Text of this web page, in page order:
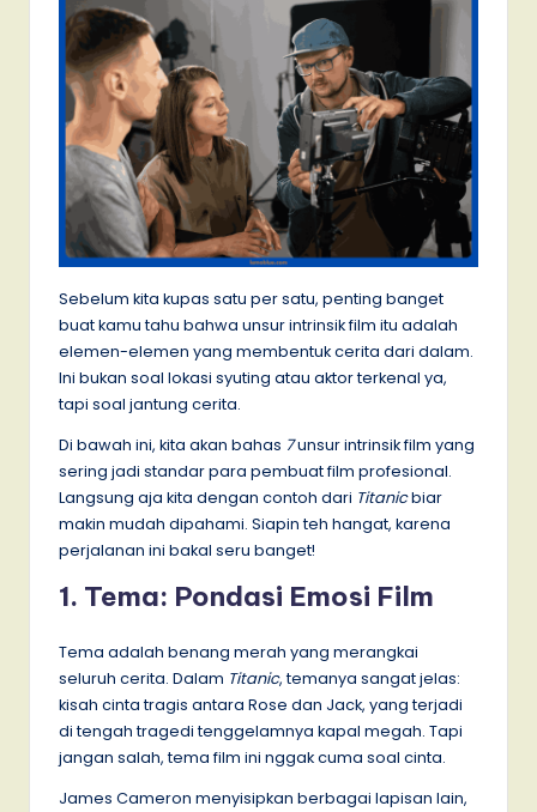
Sebelum kita kupas satu per satu, penting banget
buat kamu tahu bahwa unsur intrinsik film itu adalah
elemen-elemen yang membentuk cerita dari dalam.
Ini bukan soal lokasi syuting atau aktor terkenal ya,
tapi soal jantung cerita.
Di bawah ini, kita akan bahas 7unsur intrinsik film yang
sering jadi standar para pembuat film profesional.
Langsung aja kita dengan contoh dari Titanicbiar
makin mudah dipahami. Siapin teh hangat, karena
perjalanan ini bakal seru banget!
1. Tema: Pondasi Emosi Film
Tema adalah benang merah yang merangkai
seluruh cerita. Dalam Titanic, temanya sangat jelas:
kisah cinta tragis antara Rose dan Jack, yang terjadi
di tengah tragedi tenggelamnya kapal megah. Tapi
jangan salah, tema film ini nggak cuma soal cinta.
James Cameron menyisipkan berbagai lapisan lain,